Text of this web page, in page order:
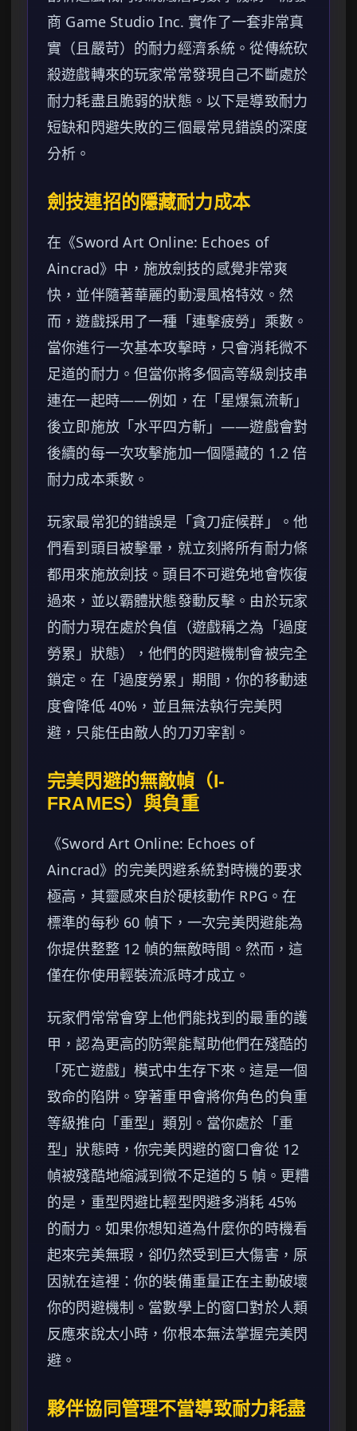
商 Game Studio Inc. 實作了一套非常真
實（且嚴苛）的耐力經濟系統。從傳統砍
殺遊戲轉來的玩家常常發現自己不斷處於
耐力耗盡且脆弱的狀態。以下是導致耐力
短缺和閃避失敗的三個最常見錯誤的深度
分析。
劍技連招的隱藏耐力成本
在《Sword Art Online: Echoes of
Aincrad》中，施放劍技的感覺非常爽
快，並伴隨著華麗的動漫風格特效。然
而，遊戲採用了一種「連擊疲勞」乘數。
當你進行一次基本攻擊時，只會消耗微不
足道的耐力。但當你將多個高等級劍技串
連在一起時——例如，在「星爆氣流斬」
後立即施放「水平四方斬」——遊戲會對
後續的每一次攻擊施加一個隱藏的 1.2 倍
耐力成本乘數。
玩家最常犯的錯誤是「貪刀症候群」。他
們看到頭目被擊暈，就立刻將所有耐力條
都用來施放劍技。頭目不可避免地會恢復
過來，並以霸體狀態發動反擊。由於玩家
的耐力現在處於負值（遊戲稱之為「過度
勞累」狀態），他們的閃避機制會被完全
鎖定。在「過度勞累」期間，你的移動速
度會降低 40%，並且無法執行完美閃
避，只能任由敵人的刀刃宰割。
完美閃避的無敵幀（I-
FRAMES）與負重
《Sword Art Online: Echoes of
Aincrad》的完美閃避系統對時機的要求
極高，其靈感來自於硬核動作 RPG。在
標準的每秒 60 幀下，一次完美閃避能為
你提供整整 12 幀的無敵時間。然而，這
僅在你使用輕裝流派時才成立。
玩家們常常會穿上他們能找到的最重的護
甲，認為更高的防禦能幫助他們在殘酷的
「死亡遊戲」模式中生存下來。這是一個
致命的陷阱。穿著重甲會將你角色的負重
等級推向「重型」類別。當你處於「重
型」狀態時，你完美閃避的窗口會從 12
幀被殘酷地縮減到微不足道的 5 幀。更糟
的是，重型閃避比輕型閃避多消耗 45%
的耐力。如果你想知道為什麼你的時機看
起來完美無瑕，卻仍然受到巨大傷害，原
因就在這裡：你的裝備重量正在主動破壞
你的閃避機制。當數學上的窗口對於人類
反應來說太小時，你根本無法掌握完美閃
避。
夥伴協同管理不當導致耐力耗盡